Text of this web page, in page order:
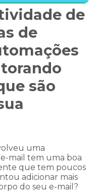
de
de
são
uma
mail tem uma boa
que tem poucos
adicionar mais
do seu e-mail?